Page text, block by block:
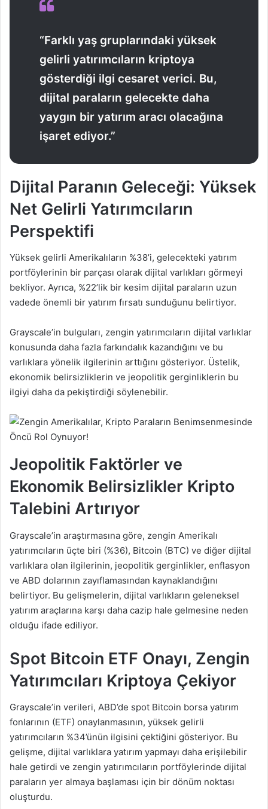
“Farklı yaş gruplarındaki yüksek
gelirli yatırımcıların kriptoya
gösterdiği ilgi cesaret verici. Bu,
dijital paraların gelecekte daha
yaygın bir yatırım aracı olacağına
işaret ediyor.”
Dijital Paranın Geleceği: Yüksek
Net Gelirli Yatırımcıların
Perspektifi
Yüksek gelirli Amerikalıların %38’i, gelecekteki yatırım
portföylerinin bir parçası olarak dijital varlıkları görmeyi
bekliyor. Ayrıca, %22’lik bir kesim dijital paraların uzun
vadede önemli bir yatırım fırsatı sunduğunu belirtiyor.
Grayscale’in bulguları, zengin yatırımcıların dijital varlıklar
konusunda daha fazla farkındalık kazandığını ve bu
varlıklara yönelik ilgilerinin arttığını gösteriyor. Üstelik,
ekonomik belirsizliklerin ve jeopolitik gerginliklerin bu
ilgiyi daha da pekiştirdiği söylenebilir.
Jeopolitik Faktörler ve
Ekonomik Belirsizlikler Kripto
Talebini Artırıyor
Grayscale’in araştırmasına göre, zengin Amerikalı
yatırımcıların üçte biri (%36), Bitcoin (BTC) ve diğer dijital
varlıklara olan ilgilerinin, jeopolitik gerginlikler, enflasyon
ve ABD dolarının zayıflamasından kaynaklandığını
belirtiyor. Bu gelişmelerin, dijital varlıkların geleneksel
yatırım araçlarına karşı daha cazip hale gelmesine neden
olduğu ifade ediliyor.
Spot Bitcoin ETF Onayı, Zengin
Yatırımcıları Kriptoya Çekiyor
Grayscale’in verileri, ABD’de spot Bitcoin borsa yatırım
fonlarının (ETF) onaylanmasının, yüksek gelirli
yatırımcıların %34’ünün ilgisini çektiğini gösteriyor. Bu
gelişme, dijital varlıklara yatırım yapmayı daha erişilebilir
hale getirdi ve zengin yatırımcıların portföylerinde dijital
paraların yer almaya başlaması için bir dönüm noktası
oluşturdu.